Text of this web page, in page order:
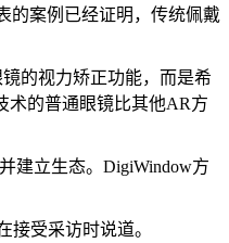
的案例已经证明，传统佩戴
的视力矫正功能，而是希
术的普通眼镜比其他AR方
建立生态。DigiWindow方
受采访时说道。